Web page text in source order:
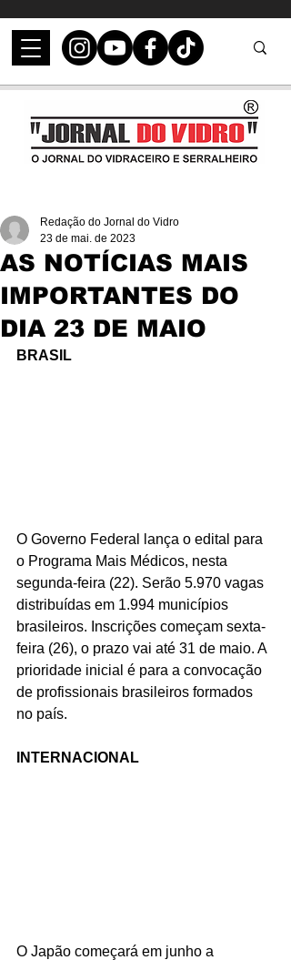
AS NOTÍCIAS MAIS
IMPORTANTES DO
DIA 23 DE MAIO
Redação do Jornal do Vidro
23 de mai. de 2023
BRASIL
O Governo Federal lança o edital para
o Programa Mais Médicos, nesta
segunda-feira (22). Serão 5.970 vagas
distribuídas em 1.994 municípios
brasileiros. Inscrições começam sexta-
feira (26), o prazo vai até 31 de maio. A
prioridade inicial é para a convocação
de profissionais brasileiros formados
no país.
INTERNACIONAL
O Japão começará em junho a